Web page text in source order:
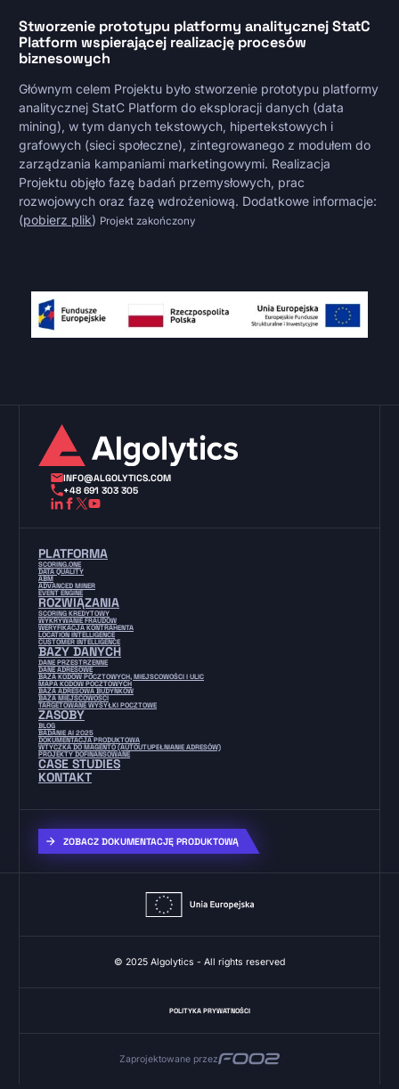
Stworzenie prototypu platformy analitycznej StatC
Platform wspierającej realizację procesów
biznesowych
Głównym celem Projektu było stworzenie prototypu platformy
analitycznej StatC Platform do eksploracji danych (data
mining), w tym danych tekstowych, hipertekstowych i
grafowych (sieci społeczne), zintegrowanego z modułem do
zarządzania kampaniami marketingowymi. Realizacja
Projektu objęło fazę badań przemysłowych, prac
rozwojowych oraz fazę wdrożeniową. Dodatkowe informacje:
(pobierz plik) Projekt zakończony
INFO@ALGOLYTICS.COM
+48 691 303 305
PLATFORMA
SCORING.ONE
DATA QUALITY
ABM
ADVANCED MINER
EVENT ENGINE
ROZWIĄZANIA
SCORING KREDYTOWY
WYKRYWANIE FRAUDÓW
WERYFIKACJA KONTRAHENTA
LOCATION INTELLIGENCE
CUSTOMER INTELLIGENCE
BAZY DANYCH
DANE PRZESTRZENNE
DANE ADRESOWE
BAZA KODÓW POCZTOWYCH, MIEJSCOWOŚCI I ULIC
MAPA KODÓW POCZTOWYCH
BAZA ADRESOWA BUDYNKÓW
BAZA MIEJSCOWOŚCI
TARGETOWANE WYSYŁKI POCZTOWE
ZASOBY
BLOG
BADANIE AI 2025
DOKUMENTACJA PRODUKTOWA
WTYCZKA DO MAGENTO (AUTOUTUPEŁNIANIE ADRESÓW)
PROJEKTY DOFINANSOWANE
CASE STUDIES
KONTAKT
ZOBACZ DOKUMENTACJĘ PRODUKTOWĄ
© 2025 Algolytics - All rights reserved
POLITYKA PRYWATNOŚCI
Zaprojektowane przez